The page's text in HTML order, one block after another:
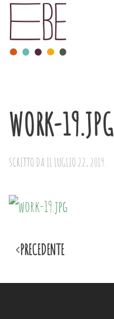
Skip to main content
WORK-19.JPG
SCRITTO DA IL LUGLIO 22, 2019.
PRECEDENTE